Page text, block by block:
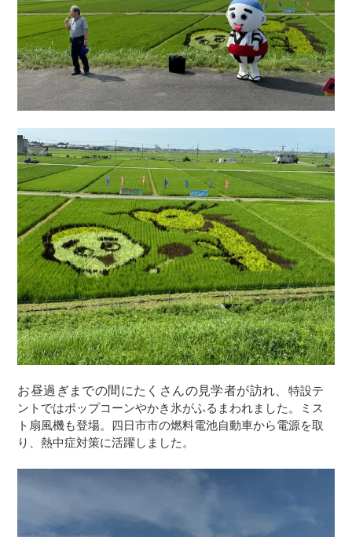
お昼過ぎまでの間にたくさんの見学者が訪れ、 特設テ
ントではポップコーンやかき氷がふるまわれました。ミス
ト扇風機も登場。四日市市の燃料電池自動車から電源を取
り、熱中症対策に活躍しました。